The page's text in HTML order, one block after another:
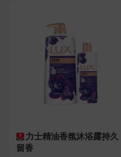
力士精油香氛沐浴露持久
留香